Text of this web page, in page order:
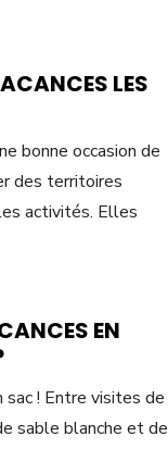
LES
bonne occasion de
des territoires
activités. Elles
EN
sac ! Entre visites de
sable blanche et de